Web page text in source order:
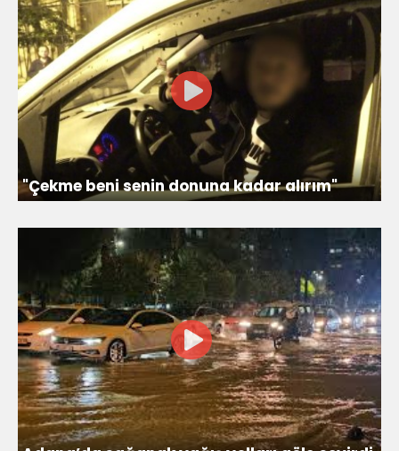
"Çekme beni senin donuna kadar alırım"